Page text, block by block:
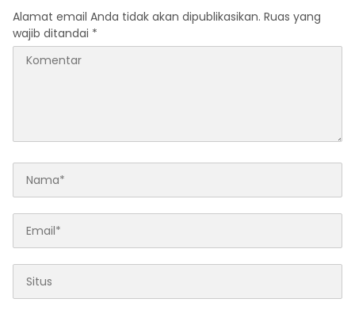
Alamat email Anda tidak akan dipublikasikan. Ruas yang
wajib ditandai *